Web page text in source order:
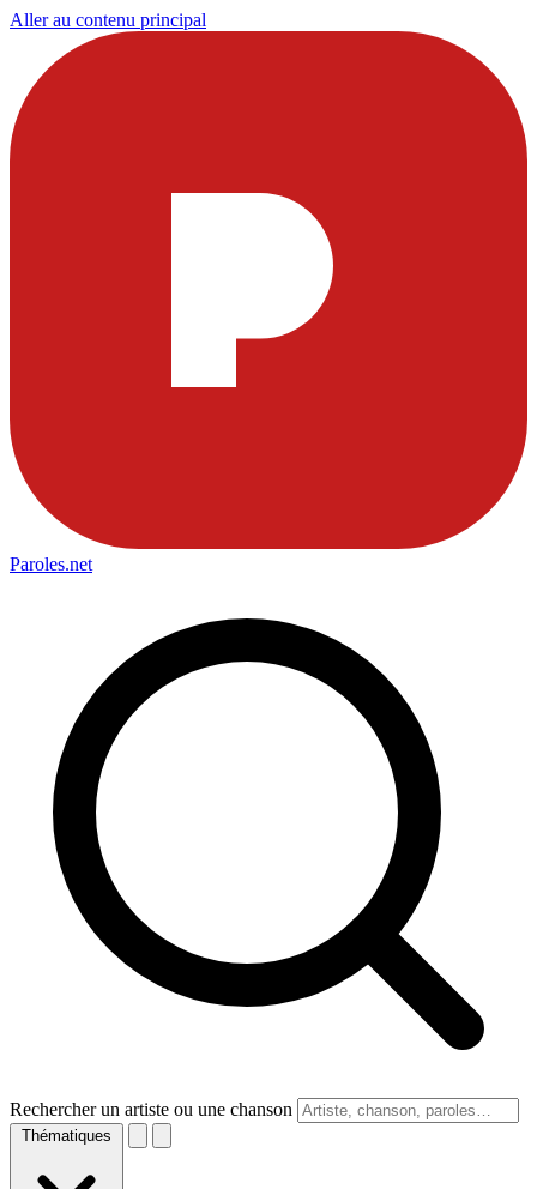
Aller au contenu principal
Paroles.net
Rechercher un artiste ou une chanson
Thématiques